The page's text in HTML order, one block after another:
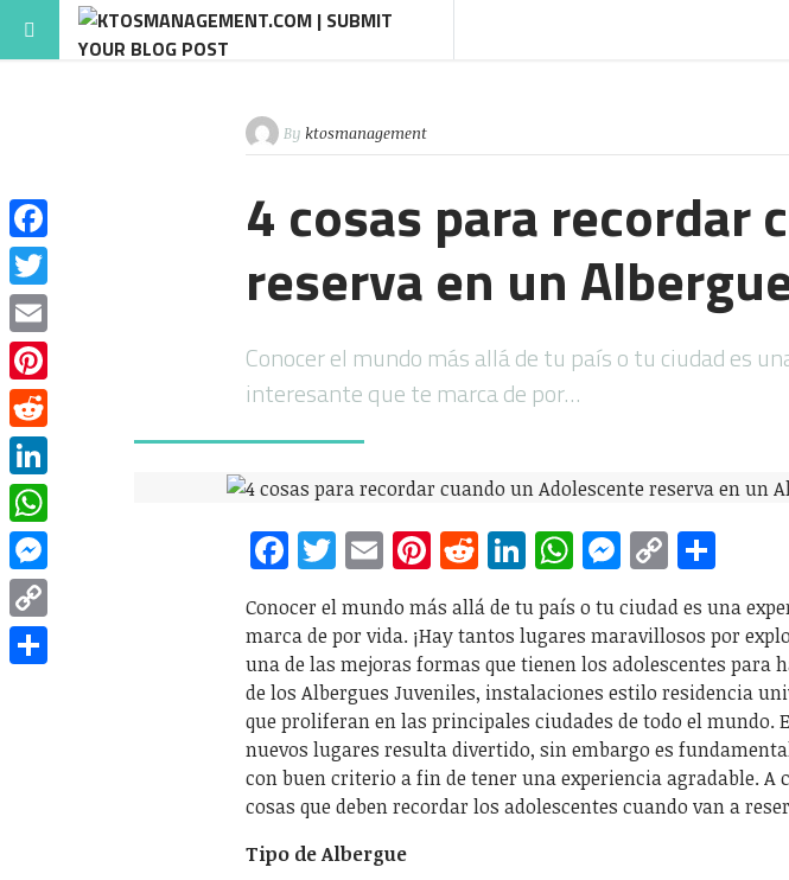
By ktosmanagement
4 cosas para recordar
reserva en un
Conocer el mundo más allá de tu país o tu ciudad es
interesante que te marca de por…
Facebook
Twitter
EmailPinterest
RedditLinkedIn
WhatsApp
Messenger
Copy
Link
Conocer el mundo más allá de tu país o tu ciudad es una
marca de por vida. ¡Hay tantos lugares maravillosos por
una de las mejoras formas que tienen los adolescentes para
de los Albergues Juveniles, instalaciones estilo residencia
que proliferan en las principales ciudades de todo el mundo.
nuevos lugares resulta divertido, sin embargo es
con buen criterio a fin de tener una experiencia agradable.
cosas que deben recordar los adolescentes cuando van a
Tipo de Albergue
Facebook
Twitter
Email
Pinterest
Reddit
LinkedIn
WhatsApp
Messenger
Copy